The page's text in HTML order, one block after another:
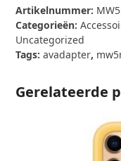
naar
Digital
AV
Adapter
Artikelnummer:
Categorieën:
Uncategorized
Tags:avadapter,
Gerelateerde